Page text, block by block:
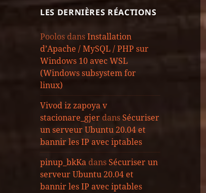
LES DERNIÈRES RÉACTIONS
Poolos dansInstallation
d’Apache / MySQL / PHP sur
Windows 10 avec WSL
(Windows subsystem for
linux)
Vivod iz zapoya v
stacionare_gjer dansSécuriser
un serveur Ubuntu 20.04 et
bannir les IP avec iptables
pinup_bkKa dans Sécuriser un
serveur Ubuntu 20.04 et
bannir les IP avec iptables